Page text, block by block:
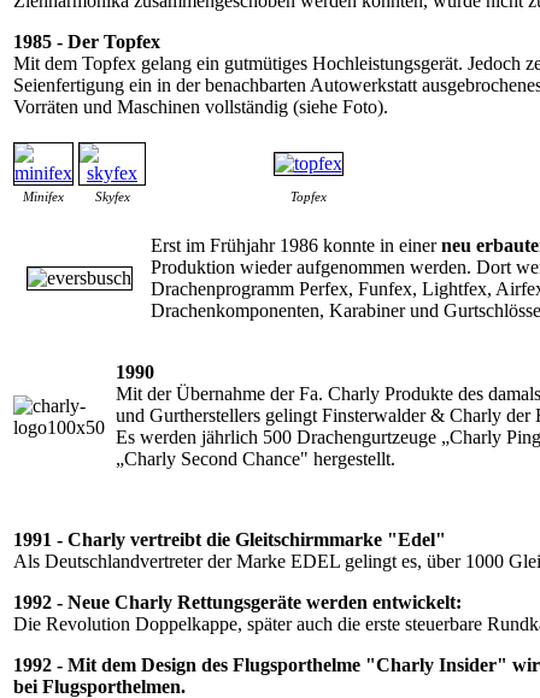
1985 - Der Topfex
Mit dem Topfex gelang ein gutmütiges Hochleistungsgerät. Jedoch
Seienfertigung ein in der benachbarten Autowerkstatt
Vorräten und Maschinen vollständig (siehe Foto).
Minifex Skyfex Topfex
Erst im Frühjahr 1986 konnte in einerneu
Produktion wieder aufgenommen werden. Dort
Drachenprogramm Perfex, Funfex, Lightfex,
Drachenkomponenten, Karabiner und
1990
Mit der Übernahme der Fa. Charly Produkte des
und Gurtherstellers gelingt Finsterwalder & Charly der
Es werden jährlich 500 Drachengurtzeuge „Charly
„Charly Second Chance" hergestellt.
1991 - Charly vertreibt die Gleitschirmmarke "Edel"
Als Deutschlandvertreter der Marke EDEL gelingt es, über 1000
1992 - Neue Charly Rettungsgeräte werden entwickelt:
Die Revolution Doppelkappe, später auch die erste steuerbare
1992 - Mit dem Design des Flugsporthelme "Charly Insider"
bei Flugsporthelmen.